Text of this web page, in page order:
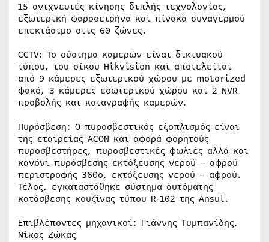
15 ανιχνευτές κίνησης διπλής τεχνολογίας,
εξωτερική φαροσειρήνα και πίνακα συναγερμού
επεκτάσιμο στις 60 ζώνες.
CCTV: Το σύστημα καμερών είναι δικτυακού
τύπου, του οίκου Hikvision και αποτελείται
από 9 κάμερες εξωτερικού χώρου με motorized
φακό, 3 κάμερες εσωτερικού χώρου και 2 NVR
προβολής και καταγραφής καμερών.
Πυρόσβεση: Ο πυροσβεστικός εξοπλισμός είναι
της εταιρείας ACON και αφορά φορητούς
πυροσβεστήρες, πυροσβεστικές φωλιές αλλά και
κανόνι πυρόσβεσης εκτόξευσης νερού – αφρού
περιστροφής 360ο, εκτόξευσης νερού – αφρού.
Τέλος, εγκαταστάθηκε σύστημα αυτόματης
κατάσβεσης κουζίνας τύπου R-102 της Ansul.
Επιβλέποντες μηχανικοί: Γιάννης Τυμπανίδης,
Νίκος Ζώκας